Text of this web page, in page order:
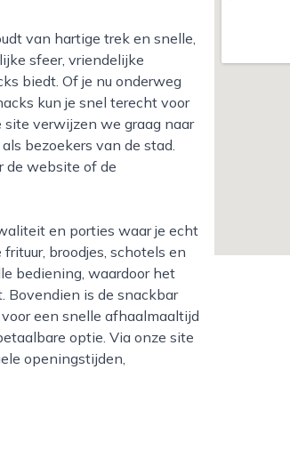
sfeer, vriendelijke
biedt. Of je nu onderweg
kun je snel terecht voor
site verwijzen we graag naar
bezoekers van de stad.
de website of de
broodjes, schotels en
bediening, waardoor het
Bovendien is de snackbar
een snelle afhaalmaaltijd
optie. Via onze site
openingstijden,